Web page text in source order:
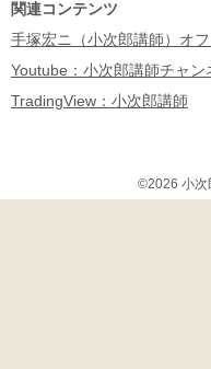
関連コンテンツ
手塚宏ニ（小次郎講師）オ
Youtube：小次郎講師チャン
TradingView：小次郎講師
©2026 小次